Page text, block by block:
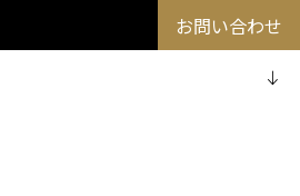
お問い合わせ